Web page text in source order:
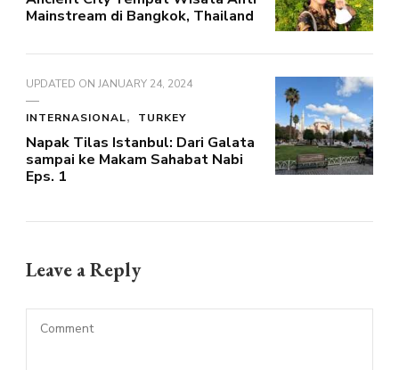
Mainstream di Bangkok, Thailand
UPDATED ON JANUARY 24, 2024
INTERNASIONAL TURKEY
Napak Tilas Istanbul: Dari Galata
sampai ke Makam Sahabat Nabi
Eps. 1
Leave a Reply